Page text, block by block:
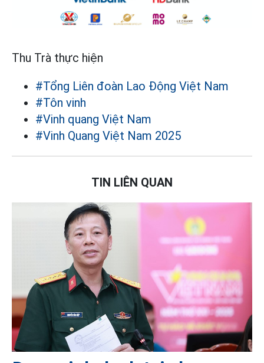
Thu Trà thực hiện
#Tổng Liên đoàn Lao Động Việt Nam
#Tôn vinh
#Vinh quang Việt Nam
#Vinh Quang Việt Nam 2025
TIN LIÊN QUAN